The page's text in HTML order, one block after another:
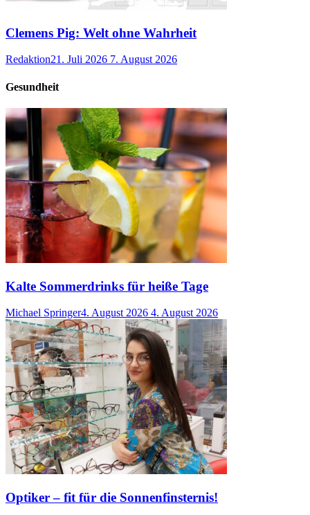
Clemens Pig: Welt ohne Wahrheit
Redaktion21. Juli 2026 7. August 2026
Gesundheit
Kalte Sommerdrinks für heiße Tage
Michael Springer4. August 2026 4. August 2026
Optiker – fit für die Sonnenfinsternis!